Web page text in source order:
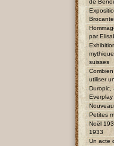
de
Brocante
par
suisses
utiliser
Duropic,
Everplay
Petites
Noël
1933
Un acte